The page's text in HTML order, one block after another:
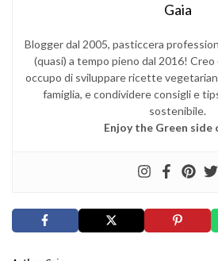
Gaia
Blogger dal 2005, pasticcera
(quasi) a tempo pieno dal 2016!
occupo di sviluppare ricette
famiglia, e condividere consigli e
sostenibile.
Enjoy the Green side